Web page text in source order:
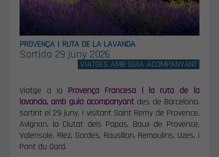
PROVENÇA I RUTA DE LA LAVANDA
Sortida 29 juny 2026
VIATGES AMB GUIA ACOMPANYANT
Viatge a la Provença Francesa i la ruta de la
lavanda, amb guia acompanyantdes de Barcelona,
sortint el 29 juny, i visitant Saint Remy de Provence,
Avignon, la Ciutat dels Papas, Baux de Provence,
Valensole, Riez, Gordes, Rousillon, Remoulins, Uzes, i
Pont du Gard.